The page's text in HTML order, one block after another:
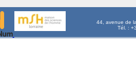
44, avenue de
Tél. :